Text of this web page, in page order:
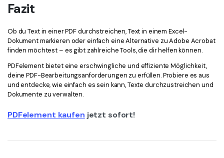
Fazit
Ob du Text in einer PDF durchstreichen, Text in einem Excel-
Dokument markieren oder einfach eine Alternative zu Adobe Acrobat
finden möchtest – es gibt zahlreiche Tools, die dir helfen können.
PDFelement bietet eine erschwingliche und effiziente Möglichkeit,
deine PDF-Bearbeitungsanforderungen zu erfüllen. Probiere es aus
und entdecke, wie einfach es sein kann, Texte durchzustreichen und
Dokumente zu verwalten.
PDFelement kaufen jetzt sofort!